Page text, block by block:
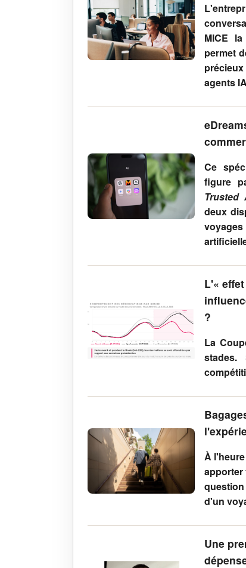
MICE
permet
agents
Ce
figure
Trusted
deux
L'«
?
La
stades.
À
apporter
question
d'un
Une